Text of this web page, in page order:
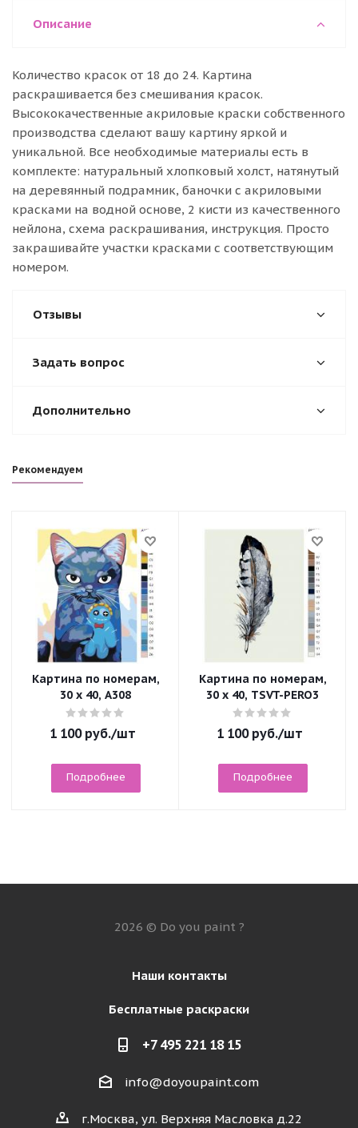
Описание
Количество красок от 18 до 24. Картина
раскрашивается без смешивания красок.
Высококачественные акриловые краски собственного
производства сделают вашу картину яркой и
уникальной. Все необходимые материалы есть в
комплекте: натуральный хлопковый холст, натянутый
на деревянный подрамник, баночки с акриловыми
красками на водной основе, 2 кисти из качественного
нейлона, схема раскрашивания, инструкция. Просто
закрашивайте участки красками с соответствующим
номером.
Отзывы
Задать вопрос
Дополнительно
Рекомендуем
Картина по номерам,
30 x 40, A308
1 100руб./шт
Подробнее
Картина по номерам,
30 x 40, TSVT-PERO3
1 100руб./шт
Подробнее
2026 © Do you paint ?
Наши контакты
Бесплатные раскраски
+7 495 221 18 15
info@doyoupaint.com
г.Москва, ул. Верхняя Масловка д.22